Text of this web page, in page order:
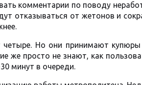
комментарии по поводу
отказываться от жетонов и
четыре. Но они принимают
же просто не знают, как
минут в очереди.